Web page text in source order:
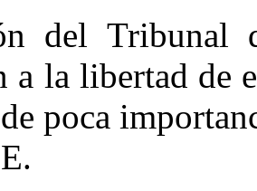
del Tribunal
a la libertad de
poca